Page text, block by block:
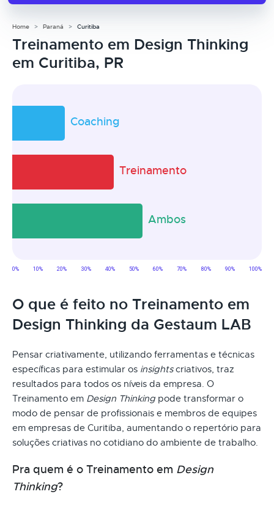
Home Paraná Curitiba
Treinamento em Design Thinking
em Curitiba, PR
O que é feito no Treinamento em
Design Thinking da Gestaum LAB
Pensar criativamente, utilizando ferramentas e técnicas
específicas para estimular os insightscriativos, traz
resultados para todos os níveis da empresa. O
Treinamento em Design Thinking pode transformar o
modo de pensar de profissionais e membros de equipes
em empresas de Curitiba, aumentando o repertório para
soluções criativas no cotidiano do ambiente de trabalho.
Pra quem é o Treinamento em Design
Thinking?